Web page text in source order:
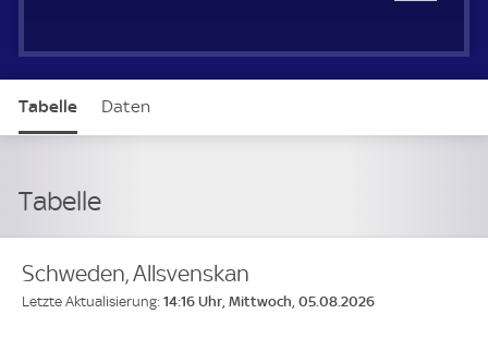
Tabelle Daten
Tabelle
Schweden, Allsvenskan
Letzte Aktualisierung: 14:16 Uhr, Mittwoch, 05.08.2026